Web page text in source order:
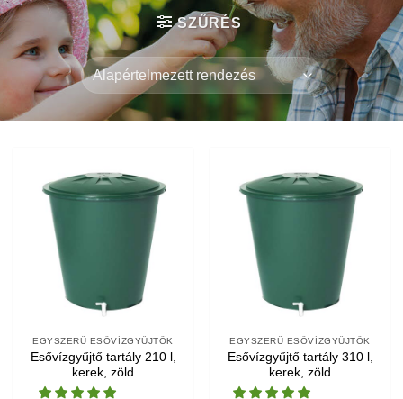
SZŰRÉS
EGYSZERŰ ESŐVÍZGYŰJTŐK
Esővízgyűjtő tartály 210 l,
kerek, zöld
EGYSZERŰ ESŐVÍZGYŰJTŐK
Esővízgyűjtő tartály 310 l,
kerek, zöld